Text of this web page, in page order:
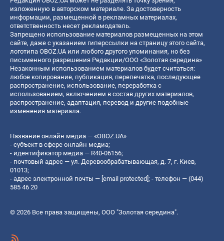
изложенную в авторском материале. За достоверность
информации, размещенной в рекламных материалах,
ответственность несет рекламодатель.
Запрещено использование материалов размещенных на этом
сайте, даже с указанием гиперссылки на страницу этого сайта,
логотипа OBOZ.UA или любого другого упоминания, но без
письменного разрешения Редакции/ООО «Золотая середина»
Незаконным использованием материалов будет считаться:
любое копирование, публикация, перепечатка, последующее
распространение, использование, переработка с
использованием, включением в состав других материалов,
распространение, адаптация, перевод и другие подобные
изменения материала.
Название онлайн медиа — «OBOZ.UA»
- субъект в сфере онлайн медиа;
- идентификатор медиа — R40-06156;
- почтовый адрес — ул. Деревообрабатывающая, д. 7, г. Киев,
01013;
- адрес электронной почты — [email protected] ; - телефон — (044)
585 46 20
© 2026 Все права защищены, ООО "Золотая середина".